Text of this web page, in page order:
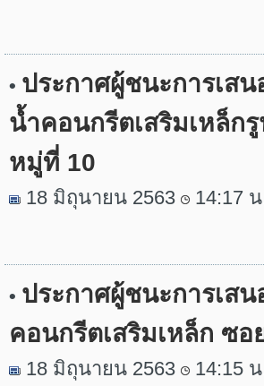
• ประกาศผู้ชนะการเสน
น้ำคอนกรีตเสริมเหล็ก
หมู่ที่ 10
18 มิถุนายน 2563 14:17
• ประกาศผู้ชนะการเส
คอนกรีตเสริมเหล็ก ซ
18 มิถุนายน 2563 14:15